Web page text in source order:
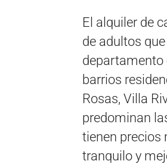
El alquiler de
de adultos
departamento
barrios
Rosas, Villa
predominan
tienen precios
tranquilo y